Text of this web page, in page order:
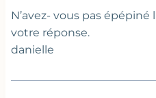
N’avez- vous pas
votre réponse.
danielle